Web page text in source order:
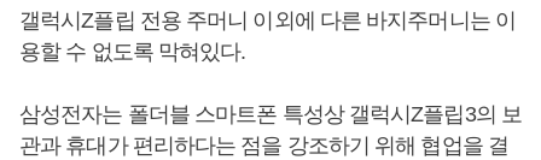
갤럭시Z플립 전용 주머니 이외에 다른 바지주머니는 이
용할 수 없도록 막혀있다.
삼성전자는 폴더블 스마트폰 특성상 갤럭시Z플립3의 보
관과 휴대가 편리하다는 점을 강조하기 위해 협업을 결